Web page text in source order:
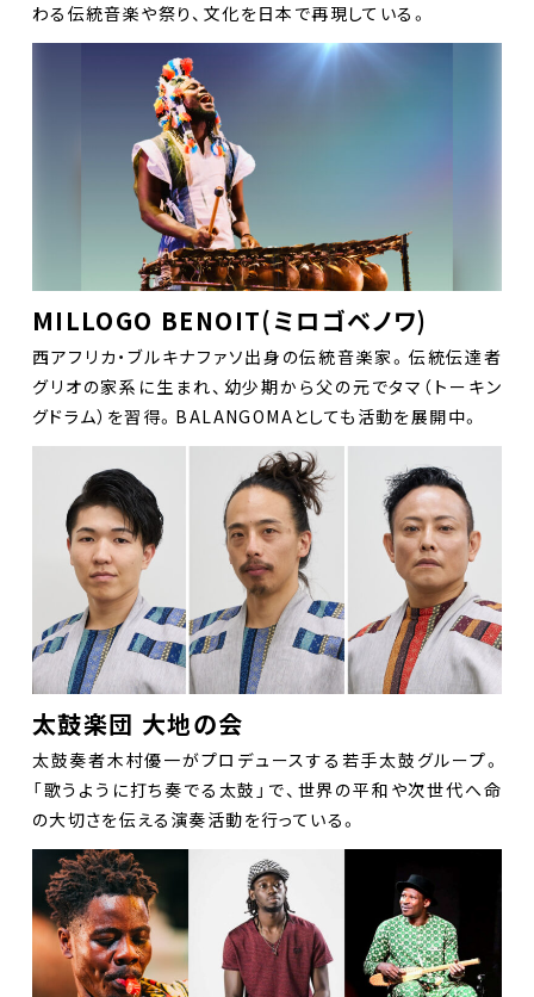
わる伝統音楽や祭り、文化を日本で再現している。
MILLOGO BENOIT(ミロゴベノワ)
西アフリカ・ブルキナファソ出身の伝統音楽家。伝統伝達者
グリオの家系に生まれ、幼少期から父の元でタマ（トーキン
グドラム）を習得。BALANGOMAとしても活動を展開中。
太鼓楽団 大地の会
太鼓奏者木村優一がプロデュースする若手太鼓グループ。
「歌うように打ち奏でる太鼓」で、世界の平和や次世代へ命
の大切さを伝える演奏活動を行っている。